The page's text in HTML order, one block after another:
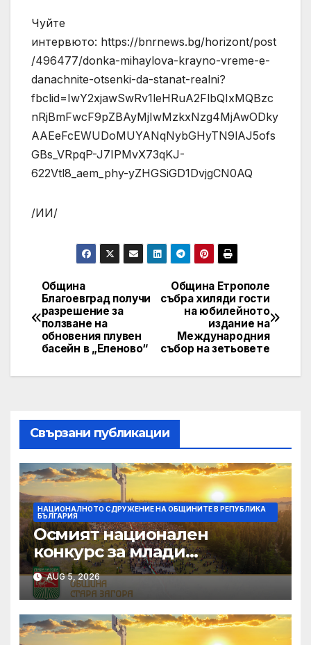
Чуйте
интервюто: https://bnrnews.bg/horizont/post
/496477/donka-mihaylova-krayno-vreme-e-
danachnite-otsenki-da-stanat-realni?
fbclid=IwY2xjawSwRv1leHRuA2FlbQIxMQBzc
nRjBmFwcF9pZBAyMjIwMzkxNzg4MjAwODky
AAEeFcEWUDoMUYANqNybGHyTN9lAJ5ofs
GBs_VRpqP-J7IPMvX73qKJ-
622Vtl8_aem_phy-yZHGSiGD1DvjgCN0AQ
/ИИ/
Post
navigation
Община Етрополе
събра хиляди гости
на юбилейното
издание на
Международния
събор на зетьовете
Община
Благоевград получи
разрешение за
ползване на
обновения плувен
басейн в „Еленово“
Свързани публикации
НАЦИОНАЛНОТО СДРУЖЕНИЕ НА ОБЩИНИТЕ В РЕПУБЛИКА
БЪЛГАРИЯ
Осмият национален
конкурс за млади
изпълнители „Дунавски
звезди“ се подготвя в
Силистра
AUG 5, 2026